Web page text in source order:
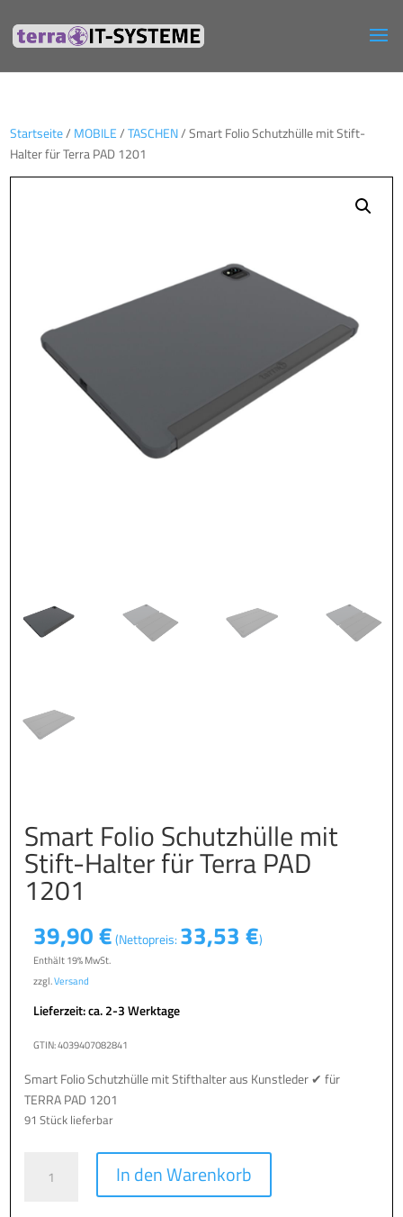
Startseite/ MOBILE/TASCHEN/ Smart Folio Schutzhülle mit Stift-
Halter für Terra PAD 1201
Smart Folio Schutzhülle mit
Stift-Halter für Terra PAD
1201
39,90€ (Nettopreis: 33,53€)
Enthält 19% MwSt.
zzgl.Versand
Lieferzeit: ca. 2-3 Werktage
GTIN: 4039407082841
Smart Folio Schutzhülle mit Stifthalter aus Kunstleder ✔ für
TERRA PAD 1201
91 Stück lieferbar
In den Warenkorb